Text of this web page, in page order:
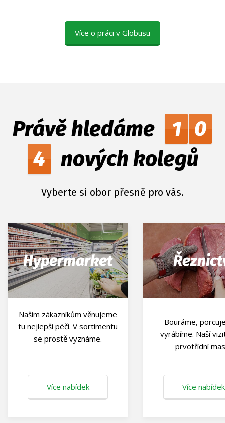
Více o práci v Globusu
Právě hledáme 1 0
4
nových kolegů
Vyberte si obor přesně pro vás.
Hypermarket
Našim zákazníkům věnujeme
tu nejlepší péči. V sortimentu
se prostě vyznáme.
Více nabídek
Bouráme,
vyrábíme. Naší
prvotřídní
Více nabídek